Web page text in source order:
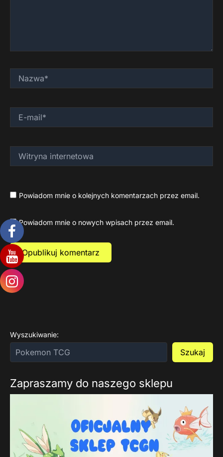
mail*
internetowa
Powiadom mnie o kolejnych komentarzach przez email.
Powiadom mnie o nowych wpisach przez email.
Wyszukiwanie:
Szukaj
Zapraszamy do naszego sklepu